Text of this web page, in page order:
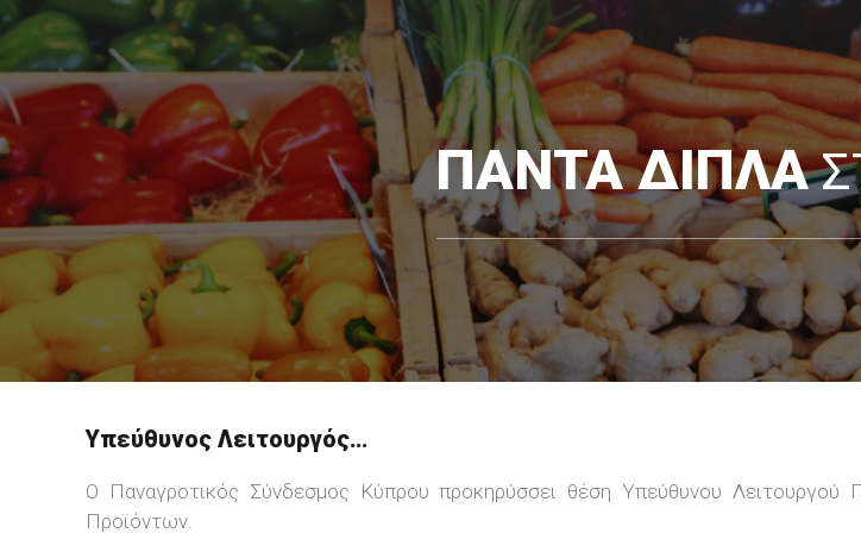
ΠΑΝΤΑ ΔΙΠΛΑ
Υπεύθυνος Λειτουργός…
Ο Παναγροτικός Σύνδεσμος Κύπρου προκηρύσσει θέση Υπεύθυνου
Προϊόντων.